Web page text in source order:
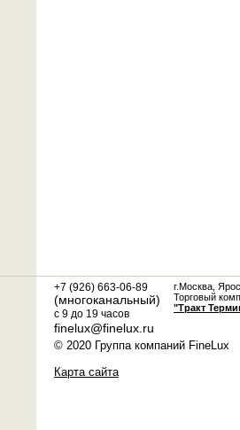
+7 (926) 663-06-89
(многоканальный)
с 9 до 19 часов
finelux@finelux.ru
г.Москва,
Торговый
"Тракт
© 2020 Группа компаний FineLux
Карта сайта